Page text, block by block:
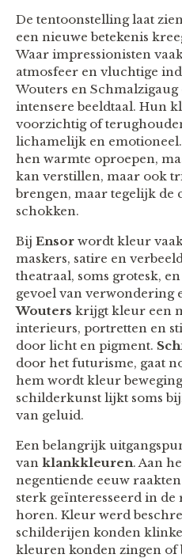
De tentoonstelling laat
een nieuwe betekenis
Waar impressionisten
atmosfeer en vluchtige
Wouters en Schmalzigaug
intensere beeldtaal. Hun
voorzichtig of
lichamelijk en
hen warmte oproepen,
kan verstillen, maar ook
brengen, maar tegelijk de
schokken.
Bij Ensor wordt kleur
maskers, satire en
theatraal, soms grotesk,
gevoel van verwondering
Wouters krijgt kleur een
interieurs, portretten en
door licht en pigment.
door het futurisme, gaat
hem wordt kleur
schilderkunst lijkt soms
van geluid.
Een belangrijk
van klankkleuren. Aan
negentiende eeuw
sterk geïnteresseerd in de
horen. Kleur werd
schilderijen konden
kleuren konden zingen of